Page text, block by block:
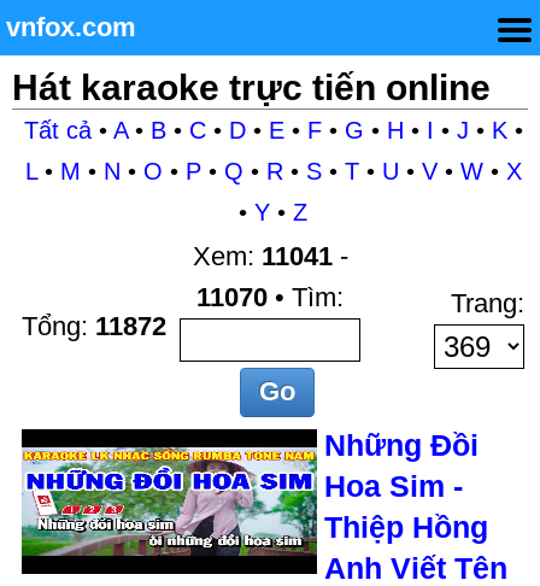
vnfox.com
Hát karaoke trực tiến online
Tất cả• A• B• C• D• E• F• G • H • I • J • K •
L• M • N • O • P• Q • R • S• T• U • V• W• X
• Y • Z
Tổng: 11872
Xem: 11041-
11070 • Tìm: Trang:
Những Đồi
Hoa Sim -
Thiệp Hồng
Anh Viết Tên